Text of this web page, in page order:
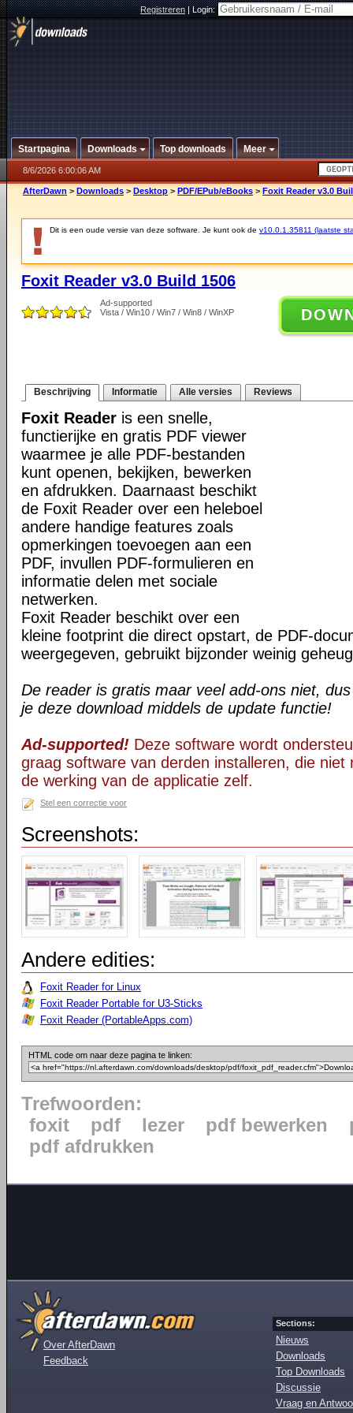
Registreren|Login:
Startpagina Downloads Top downloads Meer
8/6/2026 6:00:06 AM
AfterDawn > Downloads > Desktop > PDF/EPub/eBooks > Foxit Reader v3.0
Dit is een oude versie van deze software. Je kunt ook de v10.0.1.35811 (laatste
Foxit Reader v3.0 Build 1506
Ad-supported
Vista / Win10 / Win7 / Win8 / WinXP
Beschrijving Informatie Alle versies Reviews
Foxit Reader is een snelle,
functierijke en gratis PDF viewer
waarmee je alle PDF-bestanden
kunt openen, bekijken, bewerken
en afdrukken. Daarnaast beschikt
de Foxit Reader over een heleboel
andere handige features zoals
opmerkingen toevoegen aan een
PDF, invullen PDF-formulieren en
informatie delen met sociale
netwerken.
Foxit Reader beschikt over een
kleine footprint die direct opstart, de PDF-
weergegeven, gebruikt bijzonder weinig
De reader is gratis maar veel add-ons niet,
je deze download middels de update functie!
Ad-supported! Deze software wordt
graag software van derden installeren, die niet
de werking van de applicatie zelf.
Stel een correctie voor
Screenshots:
Andere edities:
Foxit Reader for Linux
Foxit Reader Portable for U3-Sticks
Foxit Reader (PortableApps.com)
HTML code om naar deze pagina te linken:
Trefwoorden:
foxit
pdf lezer pdf bewerken
pdf afdrukken
Over AfterDawn
Feedback
Sections:
Nieuws
Downloads
Top Downloads
Discussie
Vraag en